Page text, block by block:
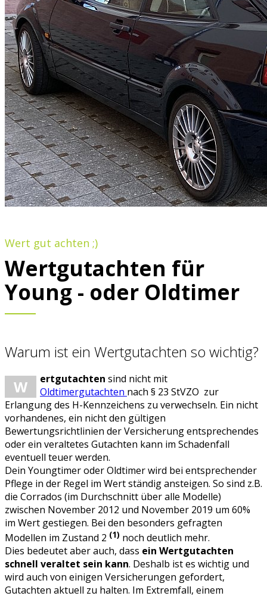
Wert gut achten ;)
Wertgutachten für
Young - oder Oldtimer
Warum ist ein Wertgutachten so wichtig?
W
ertgutachten sind nicht mit
Oldtimergutachten nach § 23 StVZO zur
Erlangung des H-Kennzeichens zu verwechseln. Ein nicht
vorhandenes, ein nicht den gültigen
Bewertungsrichtlinien der Versicherung entsprechendes
oder ein veraltetes Gutachten kann im Schadenfall
eventuell teuer werden.
Dein Youngtimer oder Oldtimer wird bei entsprechender
Pflege in der Regel im Wert ständig ansteigen. So sind z.B.
die Corrados (im Durchschnitt über alle Modelle)
zwischen November 2012 und November 2019 um 60%
im Wert gestiegen. Bei den besonders gefragten
Modellen im Zustand 2 (1) noch deutlich mehr.
Dies bedeutet aber auch, dass ein Wertgutachten
schnell veraltet sein kann. Deshalb ist es wichtig und
wird auch von einigen Versicherungen gefordert,
Gutachten aktuell zu halten. Im Extremfall, einem